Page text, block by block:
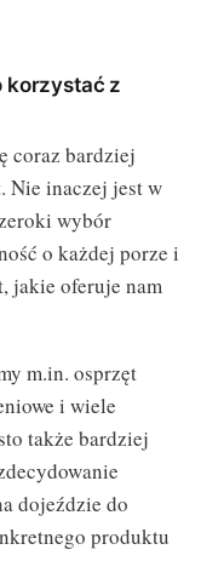
korzystać z
coraz bardziej
Nie inaczej jest w
wybór
o każdej porze i
jakie oferuje nam
m.in. osprzęt
i wiele
także bardziej
dojeździe do
produktu